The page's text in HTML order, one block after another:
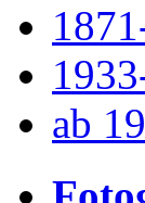
ab